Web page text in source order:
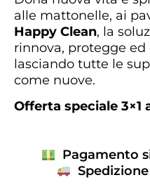
alle mattonelle, ai
Happy Clean, la
rinnova, protegge
lasciando tutte le
come nuove.
Offerta speciale 3×1
Pagamento